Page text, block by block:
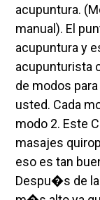
acupuntura.
manual). El
acupuntura y
acupunturista
de modos
usted. Cada
modo 2. Este
masajes
eso es tan
Despu�s de